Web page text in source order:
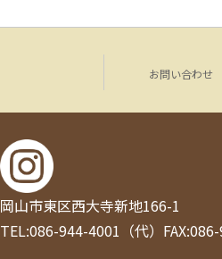
お問い合わせ
岡山市東区西大寺新地166-1
TEL:086-944-4001（代）